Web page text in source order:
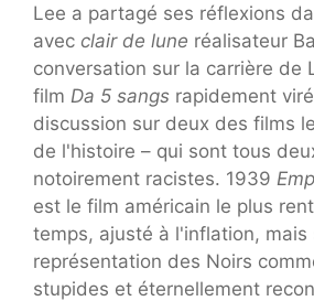
Lee a partagé ses réflexions
avec clair de lune réalisateur
conversation sur la carrière de
film Da 5 sangs rapidement
discussion sur deux des films
de l'histoire – qui sont tous
notoirement racistes. 1939
est le film américain le plus
temps, ajusté à l'inflation, mais
représentation des Noirs
stupides et éternellement